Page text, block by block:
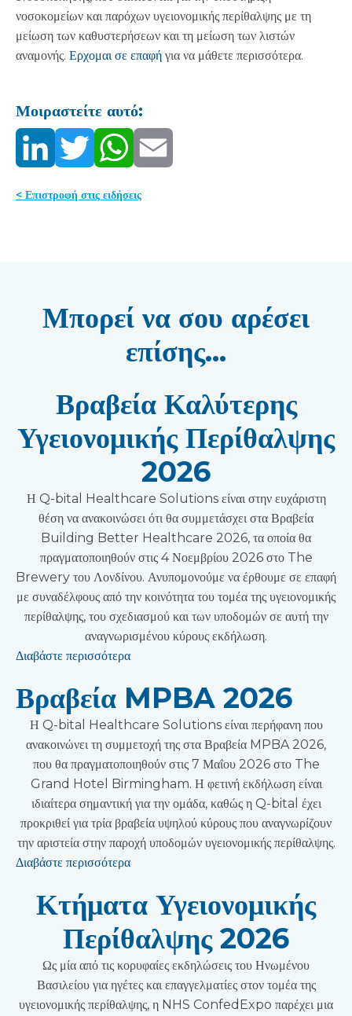
νοσοκομείων και παρόχων υγειονομικής περίθαλψης με τη
μείωση των καθυστερήσεων και τη μείωση των λιστών
αναμονής. Ερχομαι σε επαφή για να μάθετε περισσότερα.
Μοιραστείτε αυτό:
< Επιστροφή στις ειδήσεις
Μπορεί να σου αρέσει
επίσης...
Βραβεία Καλύτερης
Υγειονομικής Περίθαλψης
2026
Η Q-bital Healthcare Solutions είναι στην ευχάριστη
θέση να ανακοινώσει ότι θα συμμετάσχει στα Βραβεία
Building Better Healthcare 2026, τα οποία θα
πραγματοποιηθούν στις 4 Νοεμβρίου 2026 στο The
Brewery του Λονδίνου. Ανυπομονούμε να έρθουμε σε επαφή
με συναδέλφους από την κοινότητα του τομέα της υγειονομικής
περίθαλψης, του σχεδιασμού και των υποδομών σε αυτή την
αναγνωρισμένου κύρους εκδήλωση.
Διαβάστε περισσότερα
Βραβεία MPBA 2026
Η Q-bital Healthcare Solutions είναι περήφανη που
ανακοινώνει τη συμμετοχή της στα Βραβεία MPBA 2026,
που θα πραγματοποιηθούν στις 7 Μαΐου 2026 στο The
Grand Hotel Birmingham. Η φετινή εκδήλωση είναι
ιδιαίτερα σημαντική για την ομάδα, καθώς η Q-bital έχει
προκριθεί για τρία βραβεία υψηλού κύρους που αναγνωρίζουν
την αριστεία στην παροχή υποδομών υγειονομικής περίθαλψης.
Διαβάστε περισσότερα
Κτήματα Υγειονομικής
Περίθαλψης 2026
Ως μία από τις κορυφαίες εκδηλώσεις του Ηνωμένου
Βασιλείου για ηγέτες και επαγγελματίες στον τομέα της
υγειονομικής περίθαλψης, η NHS ConfedExpo παρέχει μια